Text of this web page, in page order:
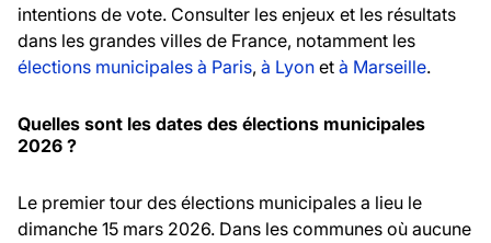
intentions de vote. Consulter les enjeux et les résultats
dans les grandes villes de France, notamment les
élections municipales à Paris, à Lyon et à Marseille.
Quelles sont les dates des élections municipales
2026 ?
Le premier tour des élections municipales a lieu le
dimanche 15 mars 2026. Dans les communes où aucune